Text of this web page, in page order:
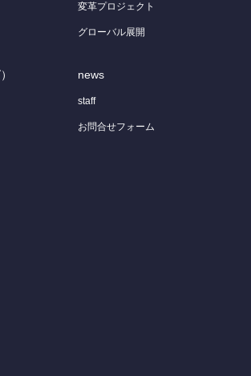
変革プロジェクト
グローバル展開
news
staff
お問合せフォーム